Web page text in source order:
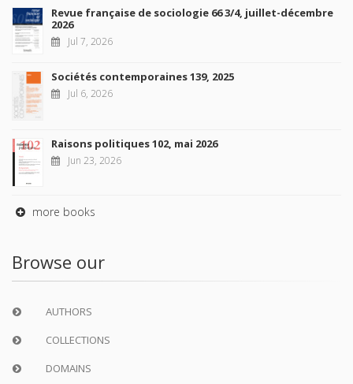
Revue française de sociologie 66 3/4, juillet-décembre
2026
Jul 7, 2026
Sociétés contemporaines 139, 2025
Jul 6, 2026
Raisons politiques 102, mai 2026
Jun 23, 2026
more books
Browse our
AUTHORS
COLLECTIONS
DOMAINS